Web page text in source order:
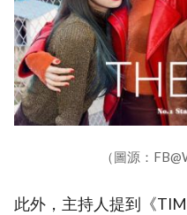
（圖源：
此外，主持人提到《